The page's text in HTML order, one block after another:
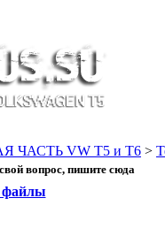
ЧАСТЬ VW T5 и T6 >
вопрос, пишите сюда
файлы